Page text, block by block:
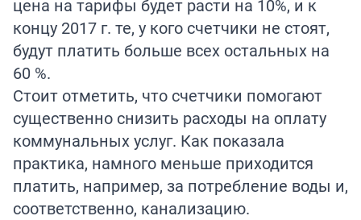
цена на тарифы будет расти на 10%, и к
концу 2017 г. те, у кого счетчики не стоят,
будут платить больше всех остальных на
60 %.
Стоит отметить, что счетчики помогают
существенно снизить расходы на оплату
коммунальных услуг. Как показала
практика, намного меньше приходится
платить, например, за потребление воды и,
соответственно, канализацию.